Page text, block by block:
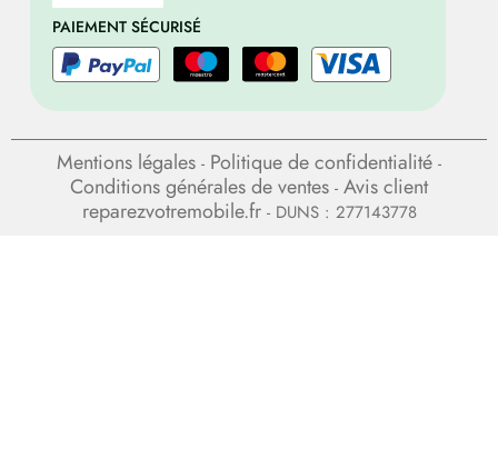
PAIEMENT SÉCURISÉ
Mentions légales - Politique de confidentialité -
Conditions générales de ventes - Avis client
reparezvotremobile.fr- DUNS : 277143778